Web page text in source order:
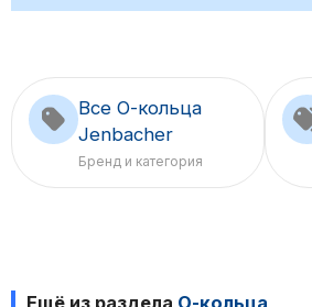
Все О-кольца
Jenbacher
Бренд и категория
Ещё из раздела О-кольца